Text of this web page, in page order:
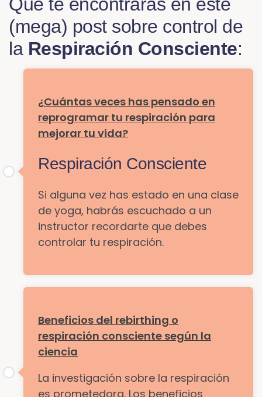
(mega) post sobre control de
la Respiración Consciente:
¿Cuántas veces has pensado en
reprogramar tu respiración para
mejorar tu vida?
Respiración Consciente
Si alguna vez has estado en una clase
de yoga, habrás escuchado a un
instructor recordarte que debes
controlar tu respiración.
Beneficios del rebirthing o
respiración consciente según la
ciencia
La investigación sobre la respiración
es prometedora. Los beneficios